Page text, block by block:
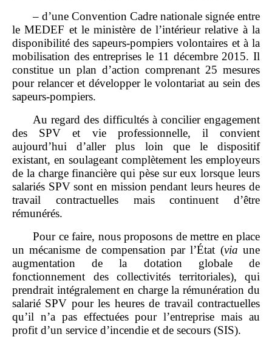
– d’une Convention Cadre nationale signée entre
le MEDEF et le ministère de l’intérieur relative à la
disponibilité des sapeurs‑pompiers volontaires et à la
mobilisation des entreprises le 11 décembre 2015. Il
constitue un plan d’action comprenant 25 mesures
pour relancer et développer le volontariat au sein des
sapeurs‑pompiers.
Au regard des difficultés à concilier engagement
des SPV et vie professionnelle, il convient
aujourd’hui d’aller plus loin que le dispositif
existant, en soulageant complètement les employeurs
de la charge financière qui pèse sur eux lorsque leurs
salariés SPV sont en mission pendant leurs heures de
travail contractuelles mais continuent d’être
rémunérés.
Pour ce faire, nous proposons de mettre en place
un mécanisme de compensation par l’État (via une
augmentation de la dotation globale de
fonctionnement des collectivités territoriales), qui
prendrait intégralement en charge la rémunération du
salarié SPV pour les heures de travail contractuelles
qu’il n’a pas effectuées pour l’entreprise mais au
profit d’un service d’incendie et de secours (SIS).